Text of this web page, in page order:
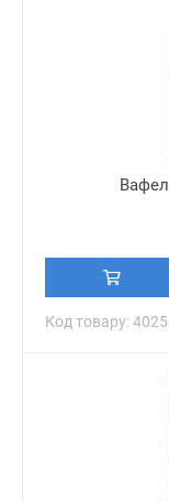
Код товару: